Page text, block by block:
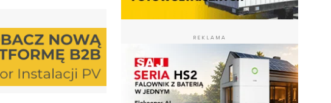
REKLAMA